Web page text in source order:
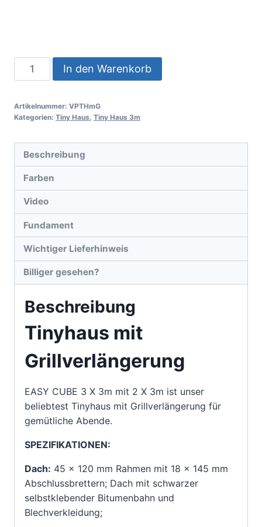
In den Warenkorb
Artikelnummer: VPTHmG
Kategorien: Tiny Haus, Tiny Haus 3m
Beschreibung
Farben
Video
Fundament
Wichtiger Lieferhinweis
Billiger gesehen?
Beschreibung
Tinyhaus mit
Grillverlängerung
EASY CUBE 3 X 3m mit 2 X 3m ist unser
beliebtest Tinyhaus mit Grillverlängerung für
gemütliche Abende.
SPEZIFIKATIONEN:
Dach: 45 x 120 mm Rahmen mit 18 x 145 mm
Abschlussbrettern; Dach mit schwarzer
selbstklebender Bitumenbahn und
Blechverkleidung;